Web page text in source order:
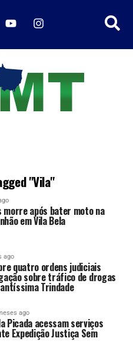
"Vila"
morre após bater moto na
em Vila Bela
ago
quatro ordens judiciais
sobre tráfico de drogas
Trindade
ago
Picada acessam serviços
Expedição Justiça Sem